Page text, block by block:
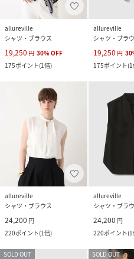
allureville
シャツ・ブラウス
19,250 円 30%OFF
175ポイント(1倍)
allureville
シャツ・ブラ
19,250 円 30
175ポイント(
allureville
シャツ・ブラウス
24,200 円
220ポイント(1倍)
allureville
シャツ・ブラ
24,200 円
220ポイント(
SOLD OUT SOLD OUT